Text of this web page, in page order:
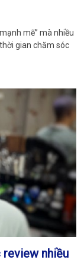
mẽ” mà nhiều
gian chăm sóc
nhiều